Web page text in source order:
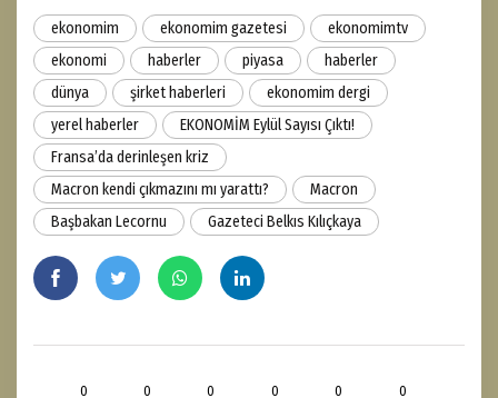
ekonomim ekonomim gazetesi
ekonomimtv
ekonomi
haberler piyasa
haberler
dünya
şirket haberleri
ekonomim dergi
yerel haberler
EKONOMİM Eylül Sayısı Çıktı!
Fransa’da derinleşen kriz
Macron kendi çıkmazını mı yarattı?
Macron
Başbakan Lecornu
Gazeteci Belkıs Kılıçkaya
0 0 0 0 0 0